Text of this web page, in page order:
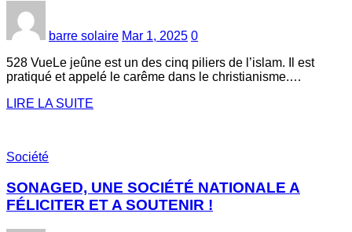
barre solaire Mar 1, 2025 0
528 VueLe jeûne est un des cinq piliers de l’islam. Il est
pratiqué et appelé le carême dans le christianisme.…
LIRE LA SUITE
Société
SONAGED, UNE SOCIÉTÉ NATIONALE A
FÉLICITER ET A SOUTENIR !